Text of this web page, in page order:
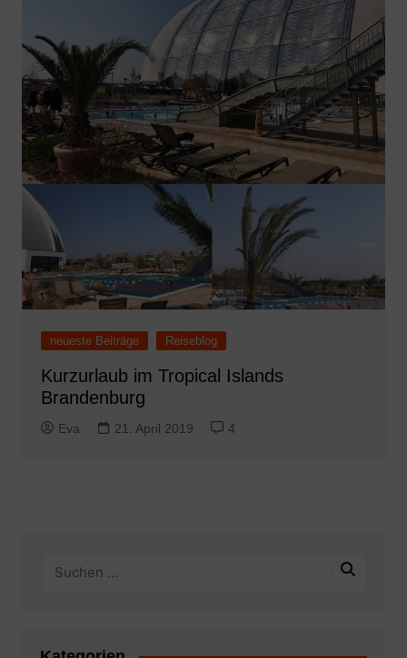
neueste Beiträge Reiseblog
Kurzurlaub im Tropical Islands
Brandenburg
Eva 21. April 2019 4